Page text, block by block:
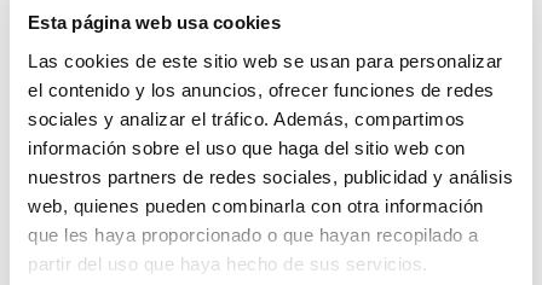
Esta página web usa cookies
Las cookies de este sitio web se usan para personalizar
el contenido y los anuncios, ofrecer funciones de redes
sociales y analizar el tráfico. Además, compartimos
información sobre el uso que haga del sitio web con
nuestros partners de redes sociales, publicidad y análisis
web, quienes pueden combinarla con otra información
que les haya proporcionado o que hayan recopilado a
partir del uso que haya hecho de sus servicios.
con el gran clásico del baloncesto
nacional, el duelo entre el Spar Girona y el
Perfumerías Avenida.